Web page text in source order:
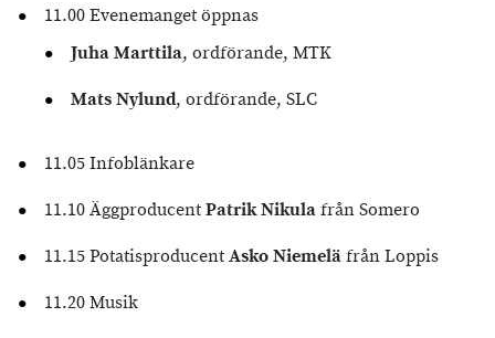
11.00 Evenemanget öppnas
Juha Marttila, ordförande, MTK
Mats Nylund, ordförande, SLC
11.05 Infoblänkare
11.10 ÄggproducentPatrik Nikulafrån Somero
11.15 PotatisproducentAsko Niemeläfrån Loppis
11.20 Musik